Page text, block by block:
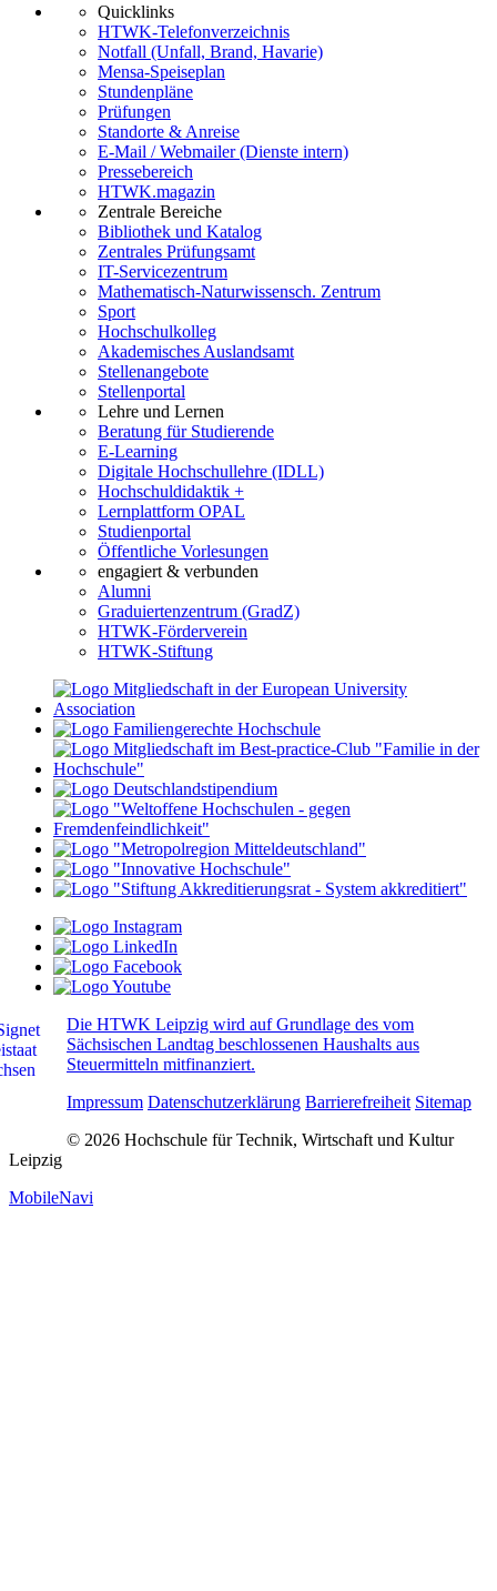
Quicklinks
HTWK-Telefonverzeichnis
Notfall (Unfall, Brand, Havarie)
Mensa-Speiseplan
Stundenpläne
Prüfungen
Standorte & Anreise
E-Mail / Webmailer (Dienste intern)
Pressebereich
HTWK.magazin
Zentrale Bereiche
Bibliothek und Katalog
Zentrales Prüfungsamt
IT-Servicezentrum
Mathematisch-Naturwissensch. Zentrum
Sport
Hochschulkolleg
Akademisches Auslandsamt
Stellenangebote
Stellenportal
Lehre und Lernen
Beratung für Studierende
E-Learning
Digitale Hochschullehre (IDLL)
Hochschuldidaktik +
Lernplattform OPAL
Studienportal
Öffentliche Vorlesungen
engagiert & verbunden
Alumni
Graduiertenzentrum (GradZ)
HTWK-Förderverein
HTWK-Stiftung
Die HTWK Leipzig wird auf Grundlage des vom
Sächsischen Landtag beschlossenen Haushalts aus
Steuermitteln mitfinanziert.
Impressum Datenschutzerklärung Barrierefreiheit Sitemap
© 2026 Hochschule für Technik, Wirtschaft und Kultur
Leipzig
MobileNavi